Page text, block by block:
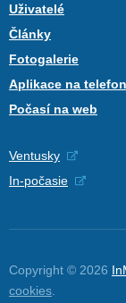
Uživatelé
Články
Fotogalerie
Aplikace na
Počasí na web
Ventusky
In-počasie
Copyright © 2026
cookies